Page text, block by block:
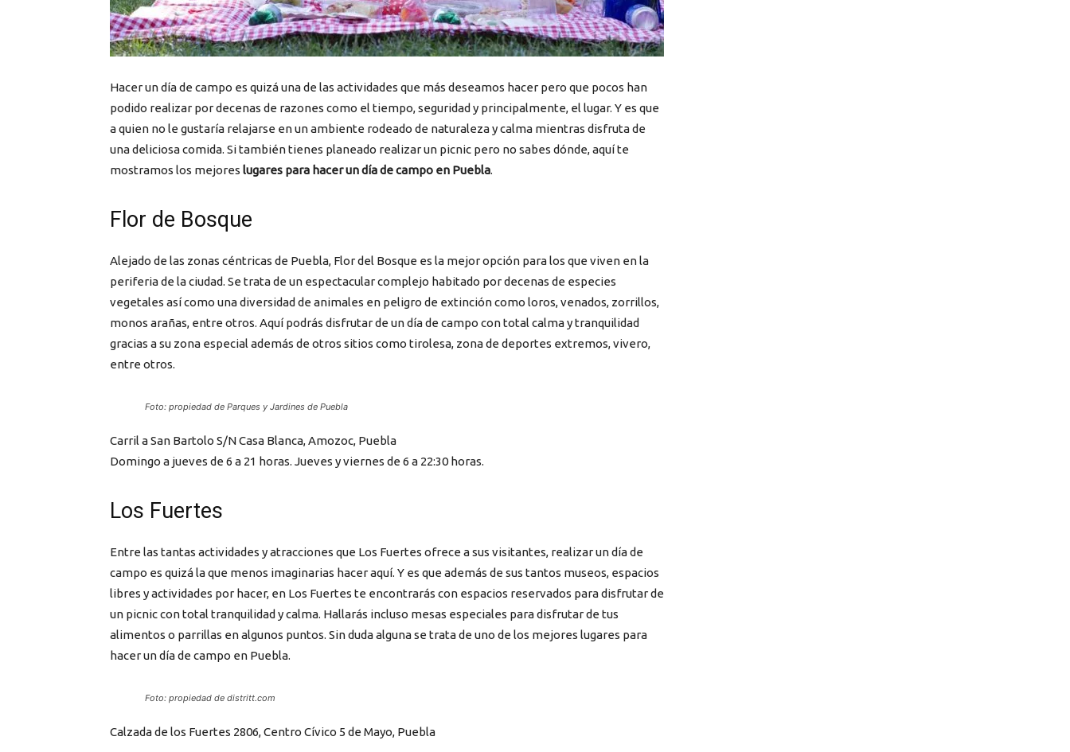
Hacer un día de campo es quizá una de las actividades que más deseamos hacer pero que pocos han
podido realizar por decenas de razones como el tiempo, seguridad y principalmente, el lugar. Y es que
a quien no le gustaría relajarse en un ambiente rodeado de naturaleza y calma mientras disfruta de
una deliciosa comida. Si también tienes planeado realizar un picnic pero no sabes dónde, aquí te
mostramos los mejores lugares para hacer un día de campo en Puebla.
Flor de Bosque
Alejado de las zonas céntricas de Puebla, Flor del Bosque es la mejor opción para los que viven en la
periferia de la ciudad. Se trata de un espectacular complejo habitado por decenas de especies
vegetales así como una diversidad de animales en peligro de extinción como loros, venados, zorrillos,
monos arañas, entre otros. Aquí podrás disfrutar de un día de campo con total calma y tranquilidad
gracias a su zona especial además de otros sitios como tirolesa, zona de deportes extremos, vivero,
entre otros.
Foto: propiedad de Parques y Jardines de Puebla
Carril a San Bartolo S/N Casa Blanca, Amozoc, Puebla
Domingo a jueves de 6 a 21 horas. Jueves y viernes de 6 a 22:30 horas.
Los Fuertes
Entre las tantas actividades y atracciones que Los Fuertes ofrece a sus visitantes, realizar un día de
campo es quizá la que menos imaginarias hacer aquí. Y es que además de sus tantos museos, espacios
libres y actividades por hacer, en Los Fuertes te encontrarás con espacios reservados para disfrutar de
un picnic con total tranquilidad y calma. Hallarás incluso mesas especiales para disfrutar de tus
alimentos o parrillas en algunos puntos. Sin duda alguna se trata de uno de los mejores lugares para
hacer un día de campo en Puebla.
Foto: propiedad de distritt.com
Calzada de los Fuertes 2806, Centro Cívico 5 de Mayo, Puebla